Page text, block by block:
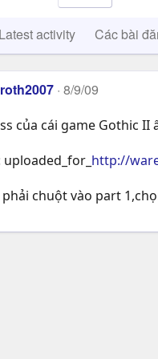
Latest activity Các bài
8/9/09
của cái game Gothic
uploaded_for_ http://
phải chuột vào part